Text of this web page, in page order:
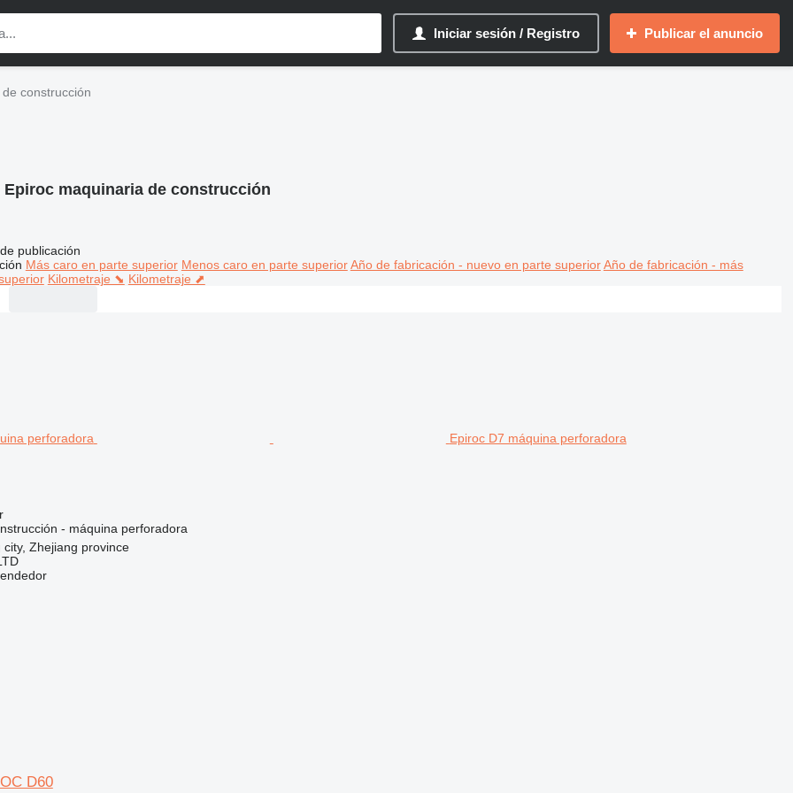
Iniciar sesión / Registro Publicar el anuncio
construcción
Epiroc maquinaria de construcción
publicación
Más caro en parte superior Menos caro en parte superior Año de fabricación - nuevo en parte superior Año de fabricación - más
Kilometraje ⬊ Kilometraje ⬈
Epiroc D7 máquina perforadora
- máquina perforadora
city, Zhejiang province
D60